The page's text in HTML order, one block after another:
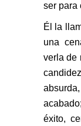
ser para
Él la
una
verla de
éxito,